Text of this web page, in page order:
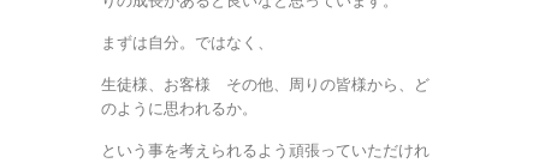
まずは自分。ではなく、
生徒様、お客様 その他、周りの皆様から、ど
のように思われるか。
という事を考えられるよう頑張っていただけれ